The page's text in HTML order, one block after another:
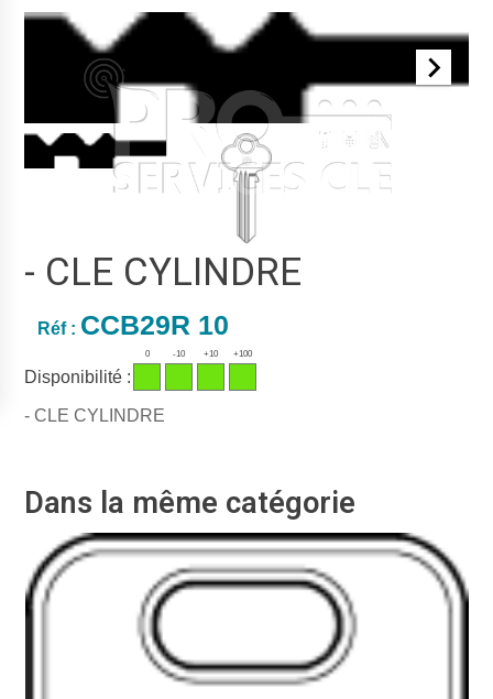
- CLE CYLINDRE
Réf : CCB29R 10
Disponibilité :
0 -10 +10 +100
- CLE CYLINDRE
Dans la même catégorie